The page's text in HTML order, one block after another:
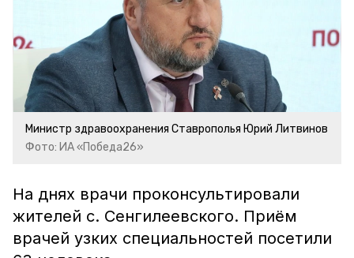
Министр здравоохранения Ставрополья Юрий Литвинов
Фото: ИА «Победа26»
На днях врачи проконсультировали
жителей с. Сенгилеевского. Приём
врачей узких специальностей посетили